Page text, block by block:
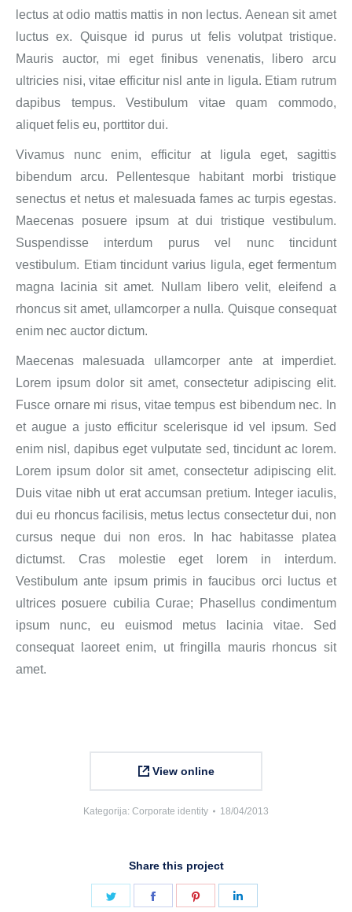
lectus at odio mattis mattis in non lectus. Aenean sit amet
luctus ex. Quisque id purus ut felis volutpat tristique.
Mauris auctor, mi eget finibus venenatis, libero arcu
ultricies nisi, vitae efficitur nisl ante in ligula. Etiam rutrum
dapibus tempus. Vestibulum vitae quam commodo,
aliquet felis eu, porttitor dui.
Vivamus nunc enim, efficitur at ligula eget, sagittis
bibendum arcu. Pellentesque habitant morbi tristique
senectus et netus et malesuada fames ac turpis egestas.
Maecenas posuere ipsum at dui tristique vestibulum.
Suspendisse interdum purus vel nunc tincidunt
vestibulum. Etiam tincidunt varius ligula, eget fermentum
magna lacinia sit amet. Nullam libero velit, eleifend a
rhoncus sit amet, ullamcorper a nulla. Quisque consequat
enim nec auctor dictum.
Maecenas malesuada ullamcorper ante at imperdiet.
Lorem ipsum dolor sit amet, consectetur adipiscing elit.
Fusce ornare mi risus, vitae tempus est bibendum nec. In
et augue a justo efficitur scelerisque id vel ipsum. Sed
enim nisl, dapibus eget vulputate sed, tincidunt ac lorem.
Lorem ipsum dolor sit amet, consectetur adipiscing elit.
Duis vitae nibh ut erat accumsan pretium. Integer iaculis,
dui eu rhoncus facilisis, metus lectus consectetur dui, non
cursus neque dui non eros. In hac habitasse platea
dictumst. Cras molestie eget lorem in interdum.
Vestibulum ante ipsum primis in faucibus orci luctus et
ultrices posuere cubilia Curae; Phasellus condimentum
ipsum nunc, eu euismod metus lacinia vitae. Sed
consequat laoreet enim, ut fringilla mauris rhoncus sit
amet.
View online
Kategorija: Corporate identity 18/04/2013
Share this project